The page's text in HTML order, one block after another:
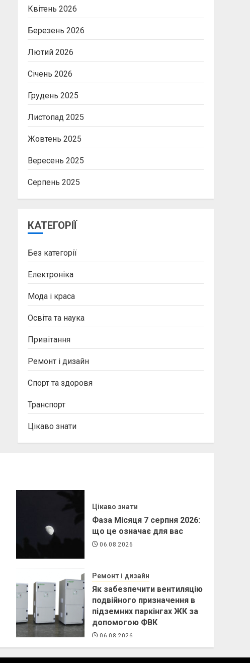
Квітень 2026
Березень 2026
Лютий 2026
Січень 2026
Грудень 2025
Листопад 2025
Жовтень 2025
Вересень 2025
Серпень 2025
КАТЕГОРІЇ
Без категорії
Електроніка
Мода і краса
Освіта та наука
Привітання
Ремонт і дизайн
Спорт та здоровя
Транспорт
Цікаво знати
Цікаво знати
Фаза Місяця 7 серпня 2026:
що це означає для вас
06.08.2026
Ремонт і дизайн
Як забезпечити вентиляцію
подвійного призначення в
підземних паркінгах ЖК за
допомогою ФВК
06.08.2026